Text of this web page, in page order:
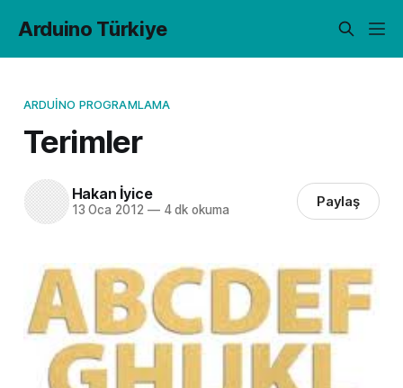
Arduino Türkiye
ARDUINO PROGRAMLAMA
Terimler
Hakan İyice
13 Oca 2012 —4 dk okuma Paylaş